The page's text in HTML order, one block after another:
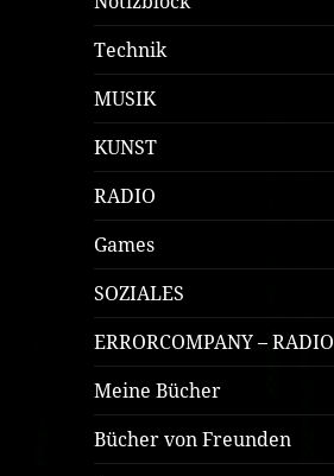
Technik
MUSIK
KUNST
RADIO
Games
SOZIALES
ERRORCOMPANY – RADIO
Meine Bücher
Bücher von Freunden